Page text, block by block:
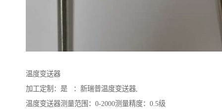
温度变送器
加工定制：是 ：新瑞普温度变送器,
温度变送器测量范围：0-2000测量精度：0.5级